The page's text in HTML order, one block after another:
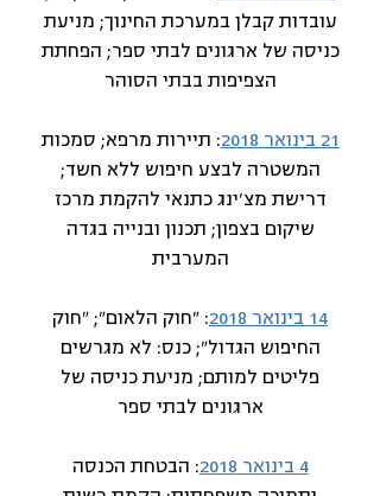
עובדות קבלן במערכת החינוך; מניעת
כניסה של ארגונים לבתי ספר; הפחתת
הצפיפות בבתי הסוהר
21 בינואר 2018
: תיירות מרפא; סמכות
המשטרה לבצע חיפוש ללא חשד;
דרישת מצ'ינג כתנאי להקמת מרכז
שיקום בצפון; תכנון ובנייה בגדה
המערבית
14 בינואר 2018
: "חוק הלאום"; "חוק
החיפוש הגדול"; כנס: לא מגרשים
פליטים למותם; מניעת כניסה של
ארגונים לבתי ספר
4 בינואר 2018
: הבטחת הכנסה